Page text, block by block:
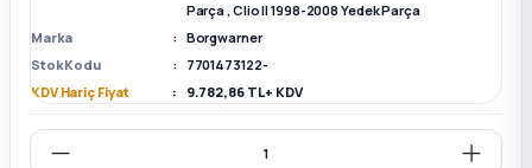
Parça,Clio II 1998-2008 Yedek Parça
Marka
Borgwarner
Stok Kodu
7701473122-
KDV Hariç Fiyat
9.782,86 TL + KDV